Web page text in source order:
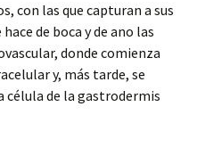
con las que capturan a sus
de boca y de ano las
donde comienza
y, más tarde, se
célula de la gastrodermis